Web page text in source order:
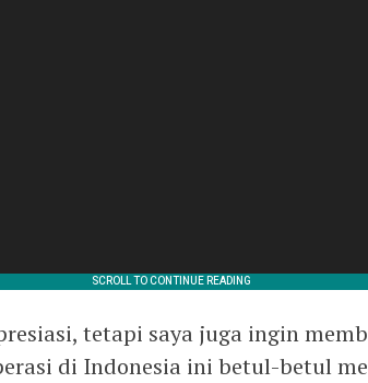
tetapi saya juga ingin
di Indonesia ini betul-betul